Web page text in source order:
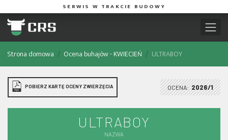
SERWIS W TRAKCIE BUDOWY
Strona domowa Ocena buhajów - KWIECIEŃ ULTRABOY
POBIERZ KARTĘ OCENY ZWIERZĘCIA OCENA: 2026/1
ULTRABOY
NAZWA